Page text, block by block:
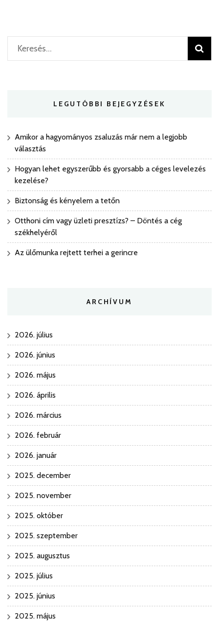
Keresés:
LEGUTÓBBI BEJEGYZÉSEK
Amikor a hagyományos zsaluzás már nem a legjobb
választás
Hogyan lehet egyszerűbb és gyorsabb a céges levelezés
kezelése?
Biztonság és kényelem a tetőn
Otthoni cím vagy üzleti presztízs? – Döntés a cég
székhelyéről
Az ülőmunka rejtett terhei a gerincre
ARCHÍVUM
2026. július
2026. június
2026. május
2026. április
2026. március
2026. február
2026. január
2025. december
2025. november
2025. október
2025. szeptember
2025. augusztus
2025. július
2025. június
2025. május